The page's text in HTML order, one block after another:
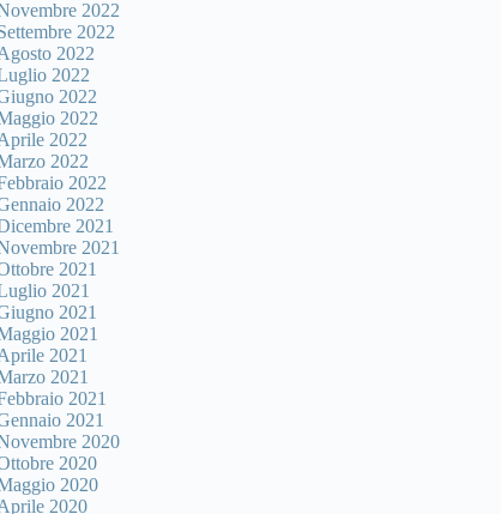
2022
2022
2022
2022
2022
2022
2022
2022
2022
2022
2021
2021
2021
2021
2021
2021
2021
2021
2021
2021
2020
2020
2020
2020